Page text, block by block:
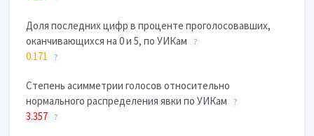
Доля последних цифр в проценте проголосовавших,
оканчивающихся на 0 и 5, по УИКам
?
0.171 ?
Степень асимметрии голосов относительно
нормального распределения явки по УИКам
?
3.357 ?